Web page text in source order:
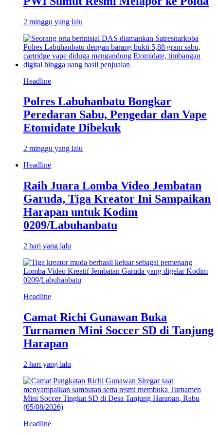
2 minggu yang lalu
Headline
Polres Labuhanbatu Bongkar
Peredaran Sabu, Pengedar dan Vape
Etomidate Dibekuk
2 minggu yang lalu
Headline
Raih Juara Lomba Video Jembatan
Garuda, Tiga Kreator Ini Sampaikan
Harapan untuk Kodim
0209/Labuhanbatu
2 hari yang lalu
Headline
Camat Richi Gunawan Buka
Turnamen Mini Soccer SD di Tanjung
Harapan
2 hari yang lalu
Headline